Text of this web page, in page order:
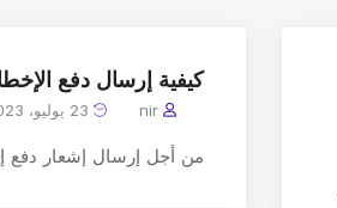
كيفية إرسال دفع
nir
من أجل إرسال إشعار دفع